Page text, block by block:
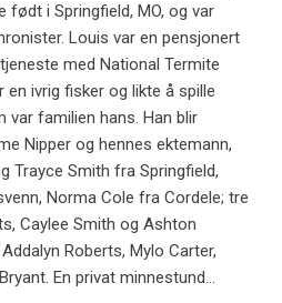
født i Springfield, MO, og var
Louis var en pensjonert
med National Termite
en ivrig fisker og likte å spille
var familien hans. Han blir
Nipper og hennes ektemann,
Trayce Smith fra Springfield,
Norma Cole fra Cordele; tre
Caylee Smith og Ashton
Roberts, Mylo Carter,
En privat minnestund...